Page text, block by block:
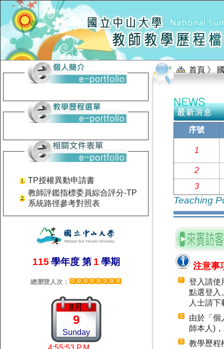
TP授權異動申請書
教師評鑑指標委員綜合評分-TP
系統路徑參考對照表
115 學年度 第 1 學期
總瀏覽人次：
8月
9
Sunday
首頁 》
序號
1
2
3
Teaching
注意事
登入請使
點選登入
人士請
由於「個
師本人)
教學歷程